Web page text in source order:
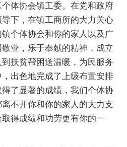
体协会镇工委。在党和政府
下，在镇工商所的大力关心
个体协会和你的家人以及广
业，乐于奉献的精神，成立
扶贫帮困送温暖，为民服务
出色地完成了上级布置安排
了显著的成绩，我们个体协
不开你和你的家人的大力支
得成绩和功劳更有你的一